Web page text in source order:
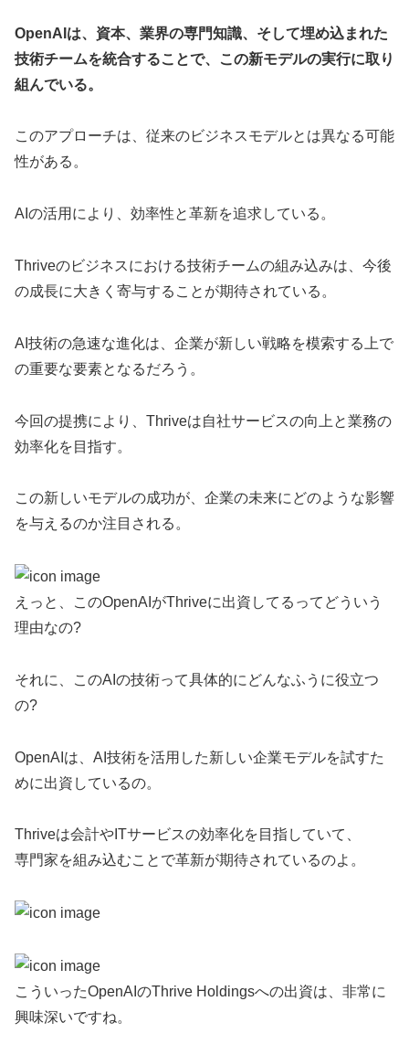
OpenAIは、資本、業界の専門知識、そして埋め込まれた
技術チームを統合することで、この新モデルの実行に取り
組んでいる。
このアプローチは、従来のビジネスモデルとは異なる可能
性がある。
AIの活用により、効率性と革新を追求している。
Thriveのビジネスにおける技術チームの組み込みは、今後
の成長に大きく寄与することが期待されている。
AI技術の急速な進化は、企業が新しい戦略を模索する上で
の重要な要素となるだろう。
今回の提携により、Thriveは自社サービスの向上と業務の
効率化を目指す。
この新しいモデルの成功が、企業の未来にどのような影響
を与えるのか注目される。
えっと、このOpenAIがThriveに出資してるってどういう
理由なの?
それに、このAIの技術って具体的にどんなふうに役立つ
の?
OpenAIは、AI技術を活用した新しい企業モデルを試すた
めに出資しているの。
Thriveは会計やITサービスの効率化を目指していて、
専門家を組み込むことで革新が期待されているのよ。
こういったOpenAIのThrive Holdingsへの出資は、非常に
興味深いですね。